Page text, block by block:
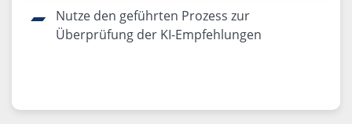
Nutze den geführten Prozess zur
Überprüfung der KI-Empfehlungen